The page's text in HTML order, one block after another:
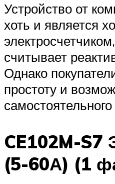
Устройство от
хоть и является
считывает
Однако
простоту и
CE102M-S7
(5-60А) (1